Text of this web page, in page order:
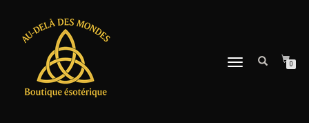
DÉPLIER
0